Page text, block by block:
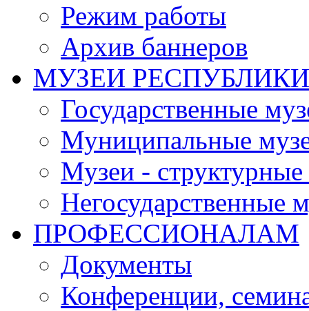
Режим работы
Архив баннеров
МУЗЕИ РЕСПУБЛИКИ
Государственные
Муниципальные
Музеи - структурные
Негосударственные
ПРОФЕССИОНАЛАМ
Документы
Конференции,